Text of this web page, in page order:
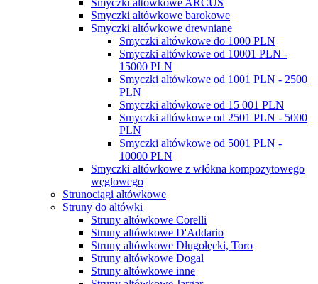
Smyczki altówkowe ARCUS
Smyczki altówkowe barokowe
Smyczki altówkowe drewniane
Smyczki altówkowe do 1000 PLN
Smyczki altówkowe od 10001 PLN -
15000 PLN
Smyczki altówkowe od 1001 PLN - 2500
PLN
Smyczki altówkowe od 15 001 PLN
Smyczki altówkowe od 2501 PLN - 5000
PLN
Smyczki altówkowe od 5001 PLN -
10000 PLN
Smyczki altówkowe z włókna kompozytowego
węglowego
Strunociągi altówkowe
Struny do altówki
Struny altówkowe Corelli
Struny altówkowe D'Addario
Struny altówkowe Długołęcki, Toro
Struny altówkowe Dogal
Struny altówkowe inne